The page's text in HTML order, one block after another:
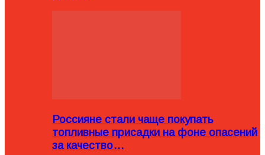
Россияне стали чаще покупать
топливные присадки на фоне опасений
за качество…